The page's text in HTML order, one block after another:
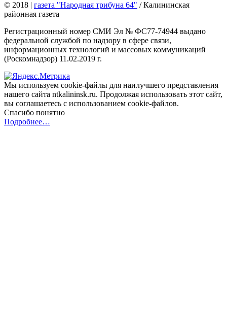
© 2018 | газета "Народная трибуна 64" / Калининская
районная газета
Регистрационный номер СМИ Эл № ФС77-74944 выдано
федеральной службой по надзору в сфере связи,
информационных технологий и массовых коммуникаций
(Роскомнадзор) 11.02.2019 г.
Мы используем cookie-файлы для наилучшего представления
нашего сайта ntkalininsk.ru. Продолжая использовать этот сайт,
вы соглашаетесь с использованием cookie-файлов.
Спасибо понятно
Подробнее…